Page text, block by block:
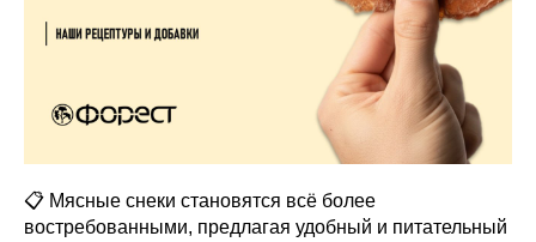
📋 Мясные снеки становятся всё более
востребованными, предлагая удобный и питательный